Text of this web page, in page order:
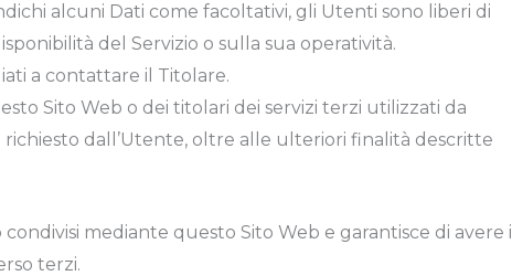
alcuni Dati come facoltativi, gli Utenti sono liberi di
del Servizio o sulla sua operatività.
a contattare il Titolare.
Sito Web o dei titolari dei servizi terzi utilizzati da
dall’Utente, oltre alle ulteriori finalità descritte
mediante questo Sito Web e garantisce di avere il
terzi.